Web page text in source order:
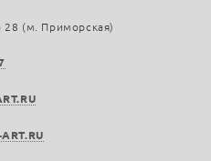
28 (м. Приморская)